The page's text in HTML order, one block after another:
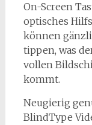
On-Screen
optisches
können
tippen, was
vollen
kommt.
Neugierig
BlindType